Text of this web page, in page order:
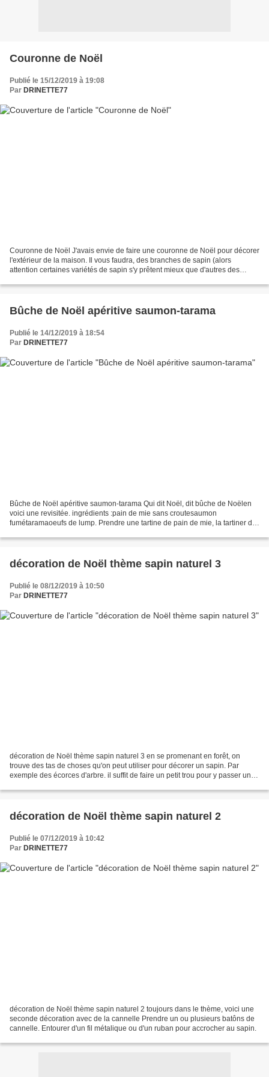
Couronne de Noël
Publié le 15/12/2019 à 19:08
Par DRINETTE77
Couronne de Noël J'avais envie de faire une couronne de Noël pour décorer
l'extérieur de la maison. Il vous faudra, des branches de sapin (alors
attention certaines variétés de sapin s'y prêtent mieux que d'autres des
Bûche de Noël apéritive saumon-tarama
Publié le 14/12/2019 à 18:54
Par DRINETTE77
Bûche de Noël apéritive saumon-tarama Qui dit Noël, dit bûche de Noëlen
voici une revisitée. ingrédients :pain de mie sans croutesaumon
fumétaramaoeufs de lump. Prendre une tartine de pain de mie, la tartiner de
décoration de Noël thème sapin naturel 3
Publié le 08/12/2019 à 10:50
Par DRINETTE77
décoration de Noël thème sapin naturel 3 en se promenant en forêt, on
trouve des tas de choses qu'on peut utiliser pour décorer un sapin. Par
exemple des écorces d'arbre. il suffit de faire un petit trou pour y passer une
décoration de Noël thème sapin naturel 2
Publié le 07/12/2019 à 10:42
Par DRINETTE77
décoration de Noël thème sapin naturel 2 toujours dans le thème, voici une
seconde décoration avec de la cannelle Prendre un ou plusieurs batôns de
cannelle. Entourer d'un fil métalique ou d'un ruban pour accrocher au sapin.